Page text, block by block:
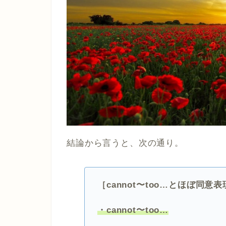
結論から言うと、次の通り。
［cannot〜too…とほぼ同意表
・cannot〜too…